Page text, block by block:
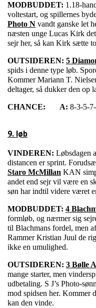
MODBUDDET: 1.18-
voltestart, og spillernes
Photo N vandt ganske let
næsten unge Lucas Kirk
sejr her, så kan Kirk sætte
OUTSIDEREN: 5
spids i denne type løb.
Kommer Mariann T.
deltager, så dukker den op
CHANCE: A: 8-3-5-
9. løb
VINDEREN: Løbsdagen
distancen er sprint.
Staro McMillan KAN
andet end sejr vil være en
søn har indtil videre været
MODBUDDET: 4
formløb, og nærmer sig
til Blachmans fordel, men
Rammer Kristian Juul de
ikke en umulighed.
OUTSIDEREN: 3 Bølle
mange starter, men
udbetaling. S J’s Photo-
mod spidsen her. Kommer
kan den vinde.